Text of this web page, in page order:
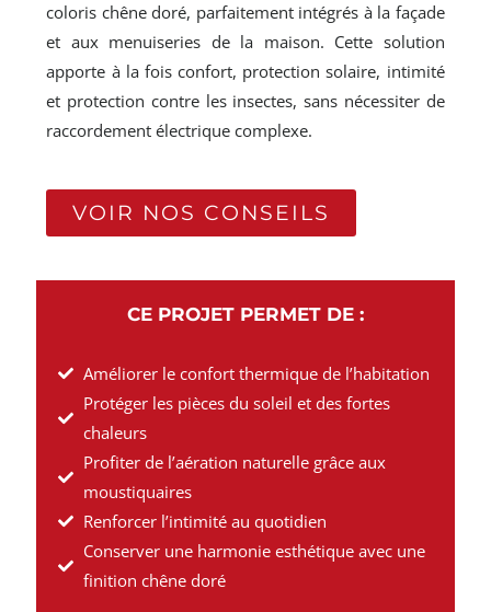
coloris chêne doré, parfaitement intégrés à la façade
et aux menuiseries de la maison. Cette solution
apporte à la fois confort, protection solaire, intimité
et protection contre les insectes, sans nécessiter de
raccordement électrique complexe.
VOIR NOS CONSEILS
CE PROJET PERMET DE :
Améliorer le confort thermique de l’habitation
Protéger les pièces du soleil et des fortes
chaleurs
Profiter de l’aération naturelle grâce aux
moustiquaires
Renforcer l’intimité au quotidien
Conserver une harmonie esthétique avec une
finition chêne doré